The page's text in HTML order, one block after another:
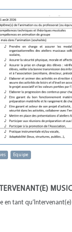
Equipe
en tant